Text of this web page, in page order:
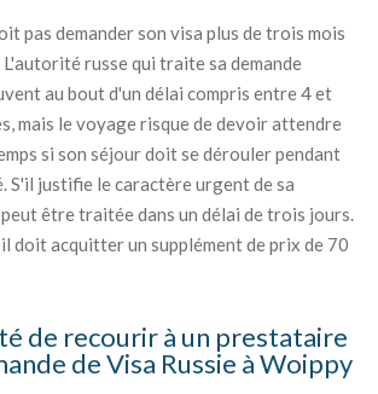
pas demander son visa plus de trois mois
russe qui traite sa demande
au bout d'un délai compris entre 4 et
mais le voyage risque de devoir attendre
si son séjour doit se dérouler pendant
S'il justifie le caractère urgent de sa
être traitée dans un délai de trois jours.
il doit acquitter un supplément de prix de 70
de recourir à un prestataire
de Visa Russie à Woippy